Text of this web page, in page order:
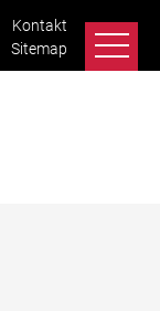
Kontakt
Sitemap